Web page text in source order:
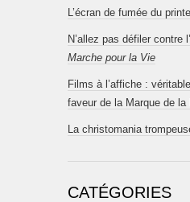
L’écran de fumée du
N’allez pas défiler contre
Marche pour la Vie
Films à l’affiche :
faveur de la Marque de la
La christomania
CATÉGORIES